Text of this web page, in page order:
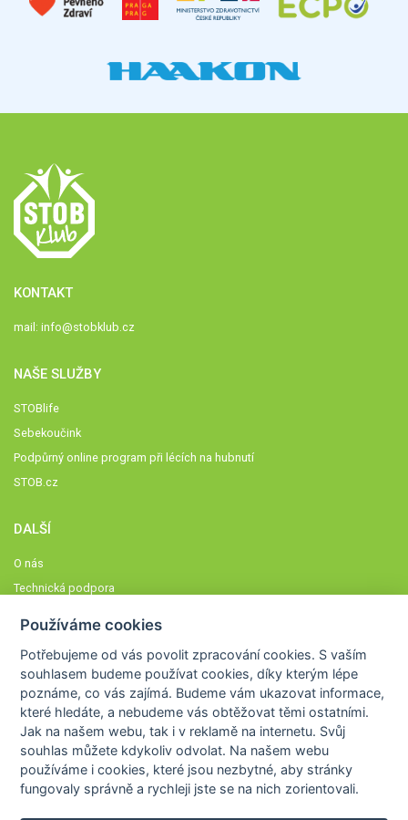
KONTAKT
mail: info@stobklub.cz
NAŠE SLUŽBY
STOBlife
Sebekoučink
Podpůrný online program při lécích na hubnutí
STOB.cz
DALŠÍ
O nás
Technická podpora
Členové STOBklubu
Zásady nakládání s osobními údaji
Otestujte se
Spočítejte si
Výzva 52
Používáme cookies
Potřebujeme od vás povolit zpracování cookies. S vaším
souhlasem budeme používat cookies, díky kterým lépe
poznáme,co vás zajímá. Budeme vám ukazovat informace,
které hledáte, a nebudeme vás obtěžovat těmi ostatními.
Jak na našem webu, tak i v reklamě na internetu. Svůj
souhlas můžete kdykoliv odvolat. Na našem webu
používáme i cookies, které jsou nezbytné, aby stránky
fungovaly správně a rychleji jste se na nich zorientovali.